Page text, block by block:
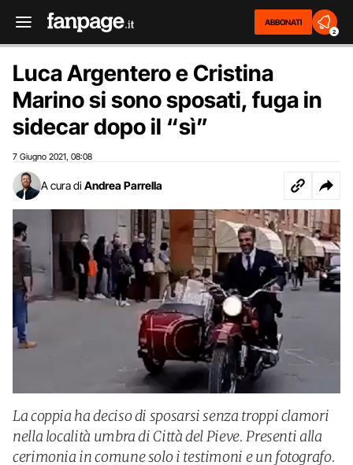
ABBONATI
2
Luca Argentero e Cristina
Marino si sono sposati, fuga in
sidecar dopo il “sì”
7 Giugno 2021 08:08
A cura di Andrea Parrella
La coppia ha deciso di sposarsi senza troppi clamori
nella località umbra di Città del Pieve. Presenti alla
cerimonia in comune solo i testimoni e un fotografo.